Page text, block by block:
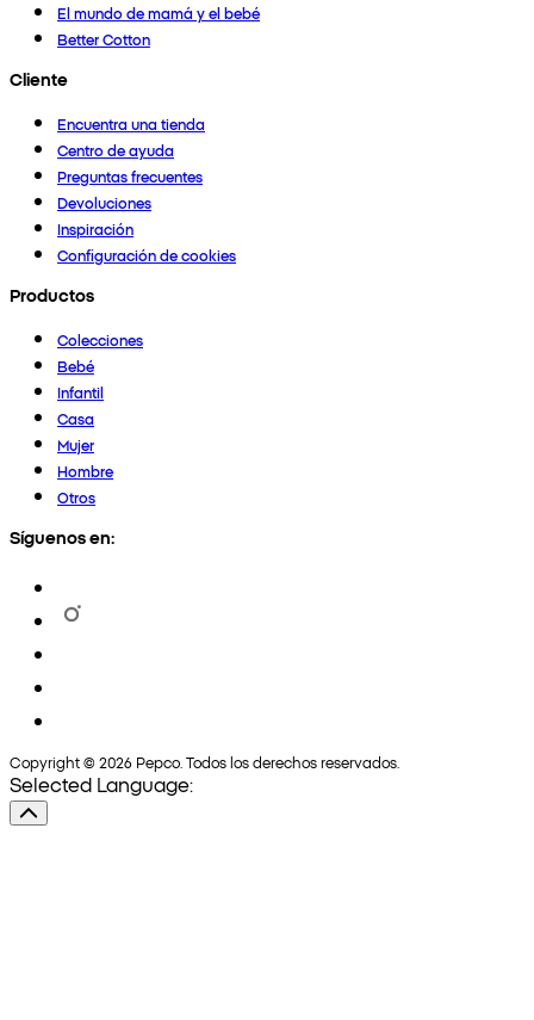
El mundo de mamá y el bebé
Better Cotton
Cliente
Encuentra una tienda
Centro de ayuda
Preguntas frecuentes
Devoluciones
Inspiración
Configuración de cookies
Productos
Colecciones
Bebé
Infantil
Casa
Mujer
Hombre
Otros
Síguenos en:
Copyright © 2026 Pepco. Todos los derechos reservados.
Selected Language: